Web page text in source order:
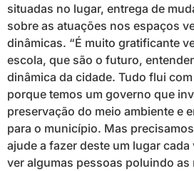
situadas no lugar, entrega de
sobre as atuações nos espaços
dinâmicas. “É muito gratificante
escola, que são o futuro,
dinâmica da cidade. Tudo flui
porque temos um governo que
preservação do meio ambiente e
para o município. Mas
ajude a fazer deste um lugar cada
ver algumas pessoas poluindo as